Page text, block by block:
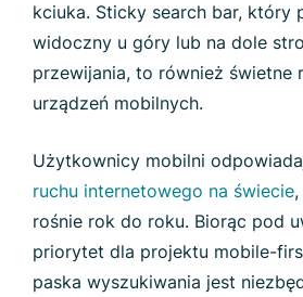
kciuka. Sticky search bar, który
widoczny u góry lub na dole
przewijania, to również świetne
urządzeń mobilnych.
Użytkownicy mobilni
ruchu internetowego na świecie
rośnie rok do roku. Biorąc pod
priorytet dla projektu mobile-
paska wyszukiwania jest